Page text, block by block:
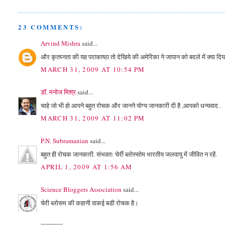
23 COMMENTS:
Arvind Mishrasaid...
और कृतघ्नता की यह पराकाष्ठा तो देखिये की अमेरिका ने जापान को बदले में क्या
MARCH 31, 2009 AT 10:54 PM
डॉ. मनोज मिश्रsaid...
चाहे जो भी हो आपने बहुत रोचक और जानने योग्य जानकारी दी है ,आपको धन्यवाद .
MARCH 31, 2009 AT 11:02 PM
P.N. Subramanian said...
बहुत ही रोचक जानकारी. संभवतः चेर्री ब्लोस्सोम भारतीय जलवायु में जीवित न रहें.
APRIL 1, 2009 AT 1:56 AM
Science Bloggers Association said...
चेरी ब्‍लोसम की कहानी वाकई बडी रोचक है।
-----------